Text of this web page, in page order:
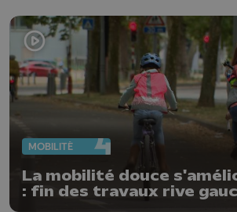
MOBILITÉ
La mobilité douce
: fin des travaux rive